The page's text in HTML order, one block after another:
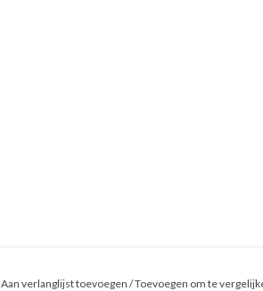
Aan verlanglijst toevoegen /Toevoegen om te